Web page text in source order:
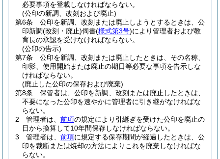
必要事項を登載しなければならない。
(公印の新調、改刻および廃止)
第6条
公印を新調、改刻または廃止しようとするときは、公
印新調(改刻・廃止)伺書(様式第3号)により管理者および教
育長の承認を受けなければならない。
(公印の告示)
第7条
公印を新調、改刻または廃止したときは、その名称、
印影、使用開始または廃止の期日等必要な事項を告示しな
ければならない。
(廃止した公印の保存および廃棄)
第8条
保管者は、公印を新調、改刻または廃止したときは、
不要になった公印を速やかに管理者に引き継がなければな
らない。
2
管理者は、 前項の規定により引継ぎを受けた公印を廃止の
日から換算して10年間保存しなければならない。
3
管理者は、 前項に規定する保存期間が経過したときは、公
印を裁断または焼却の方法によりこれを廃棄しなければな
らない。